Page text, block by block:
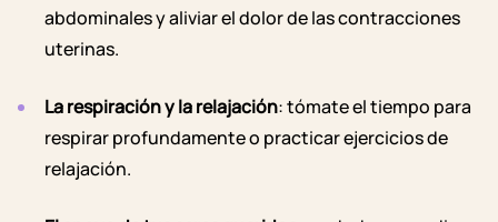
abdominales y aliviar el dolor de las contracciones
uterinas.
La respiración y la relajación: tómate el tiempo para
respirar profundamente o practicar ejercicios de
relajación.